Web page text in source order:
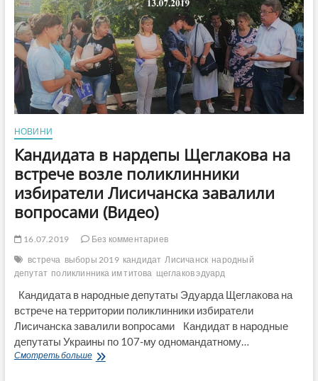
управделами
Савченко
поставили
под
угрозу
нормальную
жизнедеятельность
Лисичанска
в
НОВИНИ
Кандидата в нардепы Щеглакова на
встрече возле поликлинники
избиратели Лисичанска завалили
вопросами (Видео)
16.07.2019
Без комментариев
встреча выборы 2019 кандидат Лисичанск народный
депутат поликлинника им титова щеглаков эдуард
Кандидата в народные депутаты Эдуарда Щеглакова на
встрече на территории поликлинники избиратели
Лисичанска завалили вопросами Кандидат в народные
депутаты Украины по 107-му одномандатному…
Смотреть большеКандидата